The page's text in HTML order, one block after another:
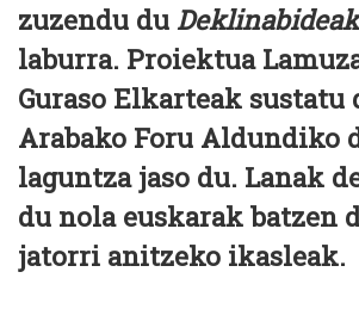
zuzendu du Deklinabideak
laburra. Proiektua
Guraso Elkarteak sustatu
Arabako Foru Aldundiko
laguntza jaso du. Lanak
du nola euskarak batzen
jatorri anitzeko ikasleak.